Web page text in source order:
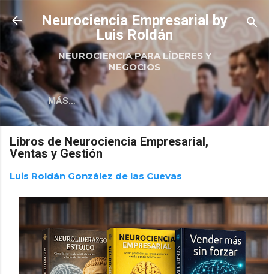
Ir al contenido principal
Neurociencia Empresarial by
Luis Roldán
NEUROCIENCIA PARA LÍDERES Y
NEGOCIOS
MÁS…
Libros de Neurociencia Empresarial,
Ventas y Gestión
Luis Roldán González de las Cuevas